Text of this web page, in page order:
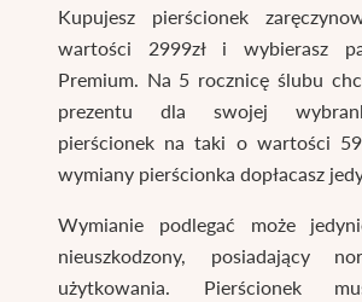
Kupujesz pierścionek
wartości 2999zł i wybierasz
Premium. Na 5 rocznicę ślubu
prezentu dla swojej
pierścionek na taki o wartości
wymiany pierścionka dopłacasz
Wymianie podlegać może
nieuszkodzony, posiadający
użytkowania. Pierścionek